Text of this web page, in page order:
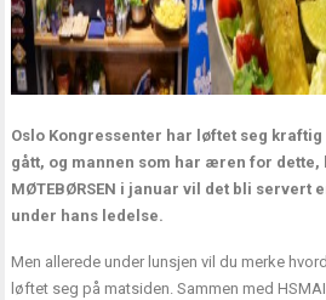
Oslo Kongressenter har løftet seg
gått, og mannen som har æren for dette,
MØTEBØRSEN i januar vil det bli servert
under hans ledelse.
Men allerede under lunsjen vil du merke
løftet seg på matsiden. Sammen med